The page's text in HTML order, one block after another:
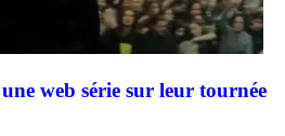
web série sur leur tournée